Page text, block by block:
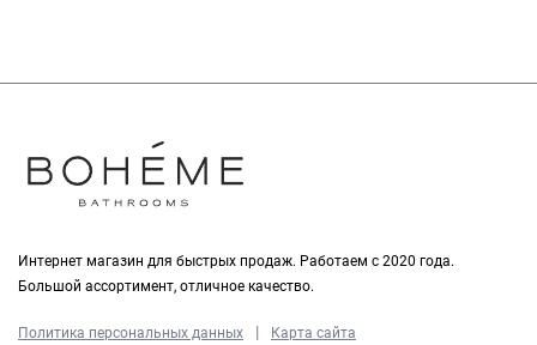
Интернет магазин для быстрых продаж. Работаем с 2020 года.
Большой ассортимент, отличное качество.
Политика персональных данных | Карта сайта